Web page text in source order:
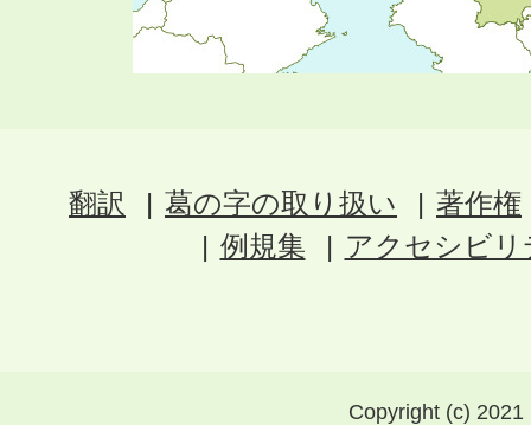
翻訳 葛の字の取り扱い
著作権
例規集
アクセシビ
Copyright (c)